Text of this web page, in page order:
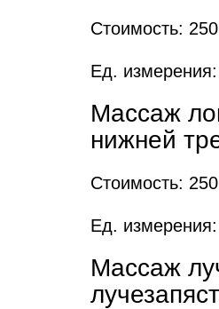
Стоимость:
Ед. измерения:
Массаж
нижней
Стоимость:
Ед. измерения:
Массаж